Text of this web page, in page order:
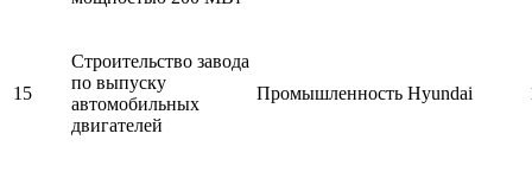
15
Строительство завода
по выпуску
автомобильных
двигателей
Промышленность Hyundai